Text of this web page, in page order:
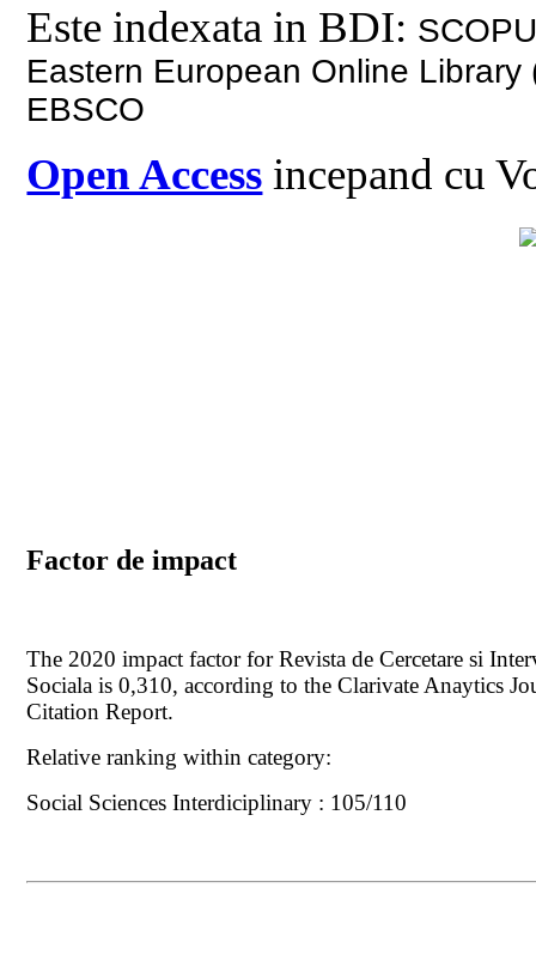
Este indexata in BDI:
Eastern European Online
EBSCO
Open Access incepand cu
Factor de impact
The 2020 impact factor for Revista de Cercetare si
Sociala is 0,310, according to the Clarivate Anaytics
Citation Report.
Relative ranking within category:
Social Sciences Interdiciplinary : 105/110